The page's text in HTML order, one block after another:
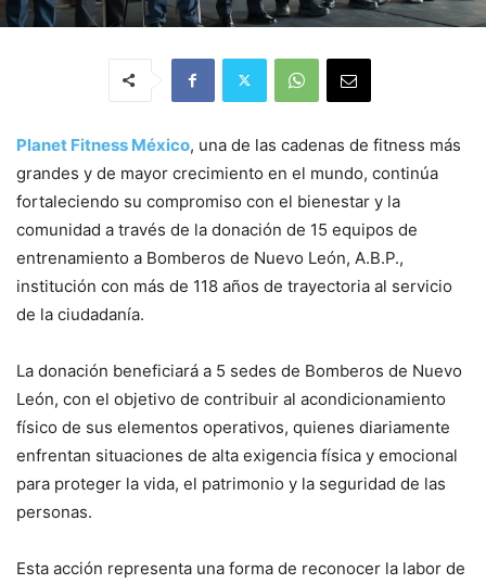
Planet Fitness México, una de las cadenas de fitness más
grandes y de mayor crecimiento en el mundo, continúa
fortaleciendo su compromiso con el bienestar y la
comunidad a través de la donación de 15 equipos de
entrenamiento a Bomberos de Nuevo León, A.B.P.,
institución con más de 118 años de trayectoria al servicio
de la ciudadanía.
La donación beneficiará a 5 sedes de Bomberos de Nuevo
León, con el objetivo de contribuir al acondicionamiento
físico de sus elementos operativos, quienes diariamente
enfrentan situaciones de alta exigencia física y emocional
para proteger la vida, el patrimonio y la seguridad de las
personas.
Esta acción representa una forma de reconocer la labor de